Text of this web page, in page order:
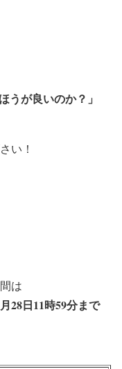
うが良いのか？」
い！
は
28日11時59分まで